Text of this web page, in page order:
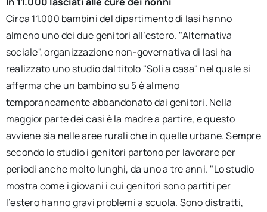
Circa 11.000 bambini del dipartimento di Iasi hanno
almeno uno dei due genitori all’estero. "Alternativa
sociale", organizzazione non-governativa di Iasi ha
realizzato uno studio dal titolo "Soli a casa" nel quale si
afferma che un bambino su 5 è almeno
temporaneamente abbandonato dai genitori. Nella
maggior parte dei casi è la madre a partire, e questo
avviene sia nelle aree rurali che in quelle urbane. Sempre
secondo lo studio i genitori partono per lavorare per
periodi anche molto lunghi, da uno a tre anni. "Lo studio
mostra come i giovani i cui genitori sono partiti per
l’estero hanno gravi problemi a scuola. Sono distratti,